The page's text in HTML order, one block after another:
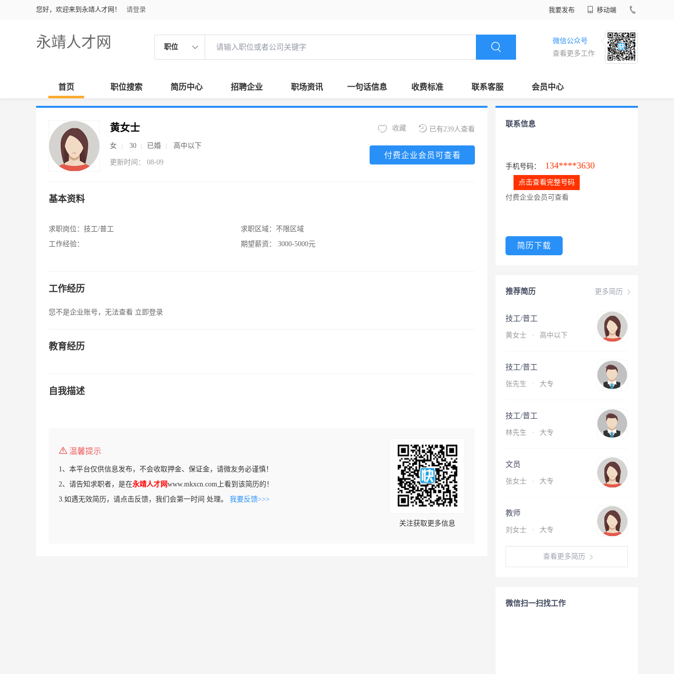
您好，欢迎来到永靖人才网！ 请登录 我要发布 移动端
永靖人才网 职位
微信公众号
查看更多工作
首页 职位搜索 简历中心 招聘企业 职场资讯 一句话信息 收费标准 联系客服 会员中心
黄女士
女 30 已婚 高中以下
更新时间： 08-09
已有239人查看
收藏
付费企业会员可查看
基本资料
求职岗位： 技工/普工
工作经验：
求职区域： 不限区域
期望薪资：
3000-5000元
工作经历
您不是企业账号，无法查看 立即登录
教育经历
自我描述
温馨提示
1、本平台仅供信息发布，不会收取押金、保证金，请微友务必谨慎！
2、请告知求职者，是在永靖人才网www.mkxcn.com上看到该简历的！
3.如遇无效简历，请点击反馈，我们会第一时间 处理。 我要反馈>>>
关注获取更多信息
联系信息
手机号码： 134****3630
点击查看完整号码
付费企业会员可查看
简历下载
更多简历
推荐简历
技工/普工
黄女士 · 高中以下
技工/普工
张先生 · 大专
技工/普工
林先生 · 大专
文员
张女士 · 大专
教师
刘女士 · 大专
查看更多简历
微信扫一扫找工作